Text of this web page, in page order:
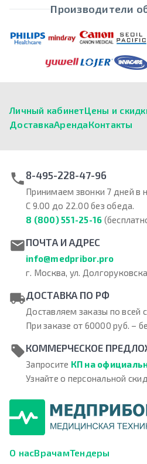
Производители
Личный кабинетЦены и
ДоставкаАрендаКонтакты
8-495-228-47-96
Принимаем звонки 7 дней в
С 9.00 до 22.00 без обеда.
8 (800) 551-25-16
ПОЧТА И АДРЕС
info@medpribor.pro
г. Москва, ул.
ДОСТАВКА ПО РФ
Доставляем заказы по всей
При заказе от 60000 руб. –
КОММЕРЧЕСКОЕ
Запросите КП на
Узнайте о персональной
О насВрачамТендеры